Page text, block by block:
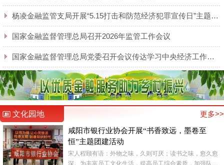
杨凌金融监管支局开展“5.15打击和防范经济犯罪宣传日”主题宣传活动
国家金融监督管理总局召开2026年监管工作会议
国家金融监督管理总局党委召开会议传达学习中央经济工作会议精神
文化园地 更多>>
咸阳市银行业协会开展“书香致远，墨卷至
恒”主题团建活动
宋人程颐有语：外物之味，久则可厌；读书之味，愈久愈
深。为丰富员工文化生活，提高员工综合素质，加强队伍